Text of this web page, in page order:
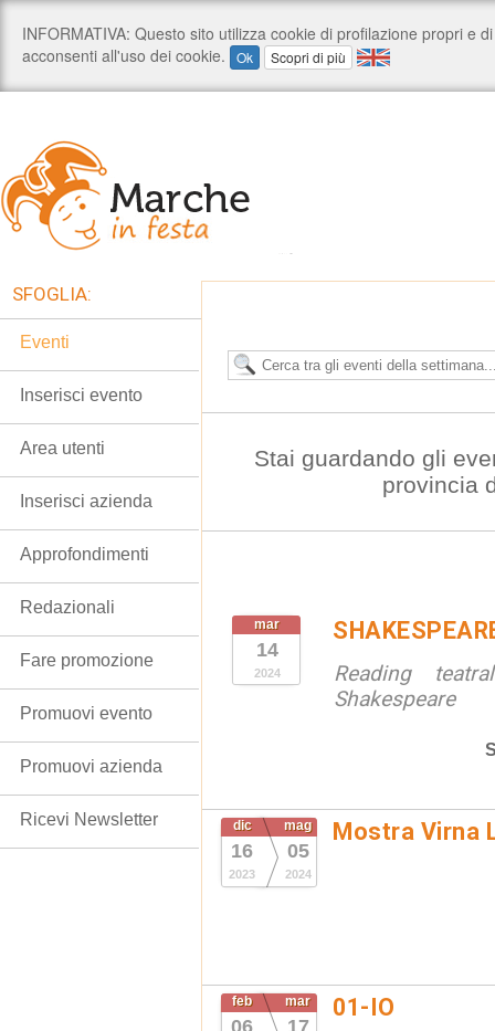
Stai guardando gli
provincia
mar
14
2024
Reading
Shakespeare
dic
16
2023
mag
05
2024
Mostra Virna
feb
06
mar
17
01-IO
SFOGLIA:
Eventi
Inserisci evento
Area utenti
Inserisci azienda
Approfondimenti
Redazionali
Fare promozione
Promuovi evento
Promuovi azienda
Ricevi Newsletter